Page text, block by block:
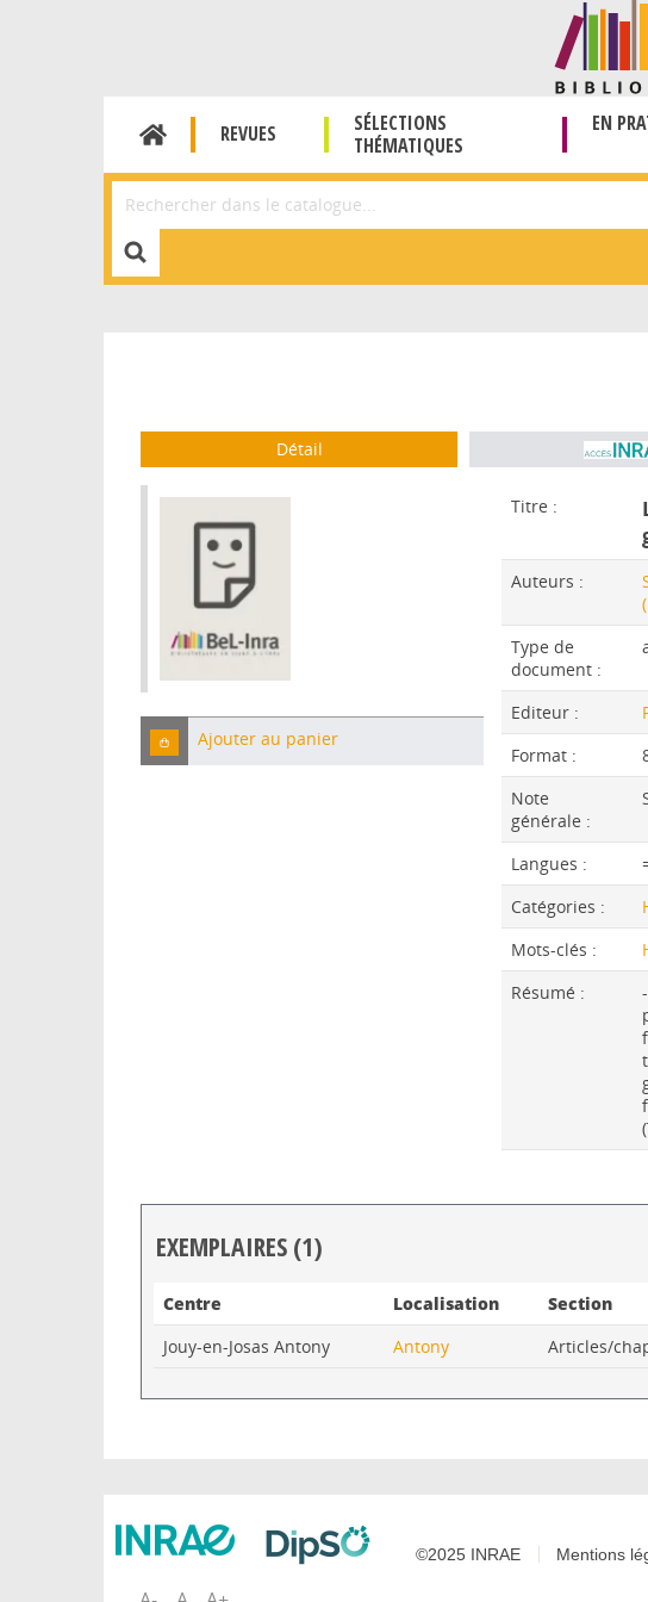
REVUES
SÉLECTIONS
THÉMATIQUES
EN
Affiner la Recherche
Détail
Ajouter au panier
Titre :
Auteurs :
Type de
document :
Editeur :
Format :
Note
générale :
Langues :
Catégories :
Mots-clés :
Résumé :
EXEMPLAIRES (1)
Centre Localisation Section
Jouy-en-Josas Antony
Antony Articles/
©2025 INRAE Mentions